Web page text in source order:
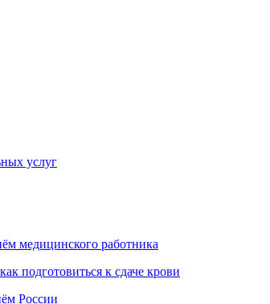
услуг
медицинского работника
подготовиться к сдаче крови
России